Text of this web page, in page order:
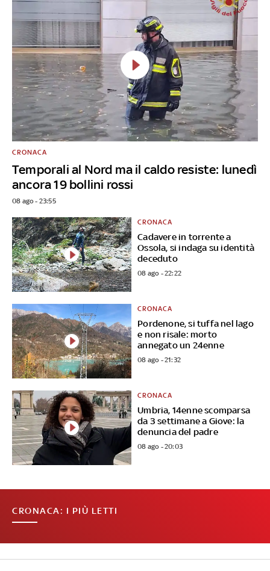
Temporali al Nord ma il caldo resiste: lunedì
ancora 19 bollini rossi
CRONACA
08 ago - 23:55
Cadavere in torrente a
Ossola, si indaga su identità
deceduto
CRONACA
08 ago - 22:22
Pordenone, si tuffa nel lago
e non risale: morto
annegato un 24enne
CRONACA
08 ago - 21:32
Umbria, 14enne scomparsa
da 3 settimane a Giove: la
denuncia del padre
CRONACA
08 ago - 20:03
CRONACA: I PIÙ LETTI